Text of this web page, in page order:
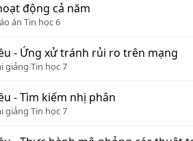
động cả năm
án Tin học 6
- Ứng xử tránh rủi ro trên mạng
giảng Tin học 7
- Tìm kiếm nhị phân
giảng Tin học 7